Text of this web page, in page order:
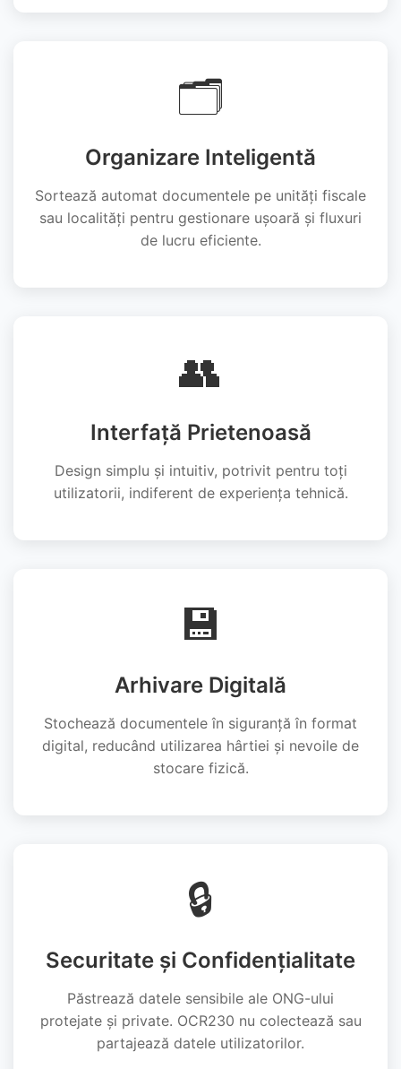
🗂️
Organizare Inteligentă
Sortează automat documentele pe unități fiscale
sau localități pentru gestionare ușoară și fluxuri
de lucru eficiente.
👥
Interfață Prietenoasă
Design simplu și intuitiv, potrivit pentru toți
utilizatorii, indiferent de experiența tehnică.
💾
Arhivare Digitală
Stochează documentele în siguranță în format
digital, reducând utilizarea hârtiei și nevoile de
stocare fizică.
🔒
Securitate și Confidențialitate
Păstrează datele sensibile ale ONG-ului
protejate și private. OCR230 nu colectează sau
partajează datele utilizatorilor.